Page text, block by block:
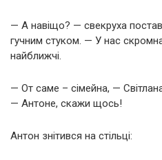
— А навіщо? — свекруха
гучним стуком. — У нас
найближчі.
— От саме – сімейна, —
— Антоне, скажи щось!
Антон знітився на стільці: